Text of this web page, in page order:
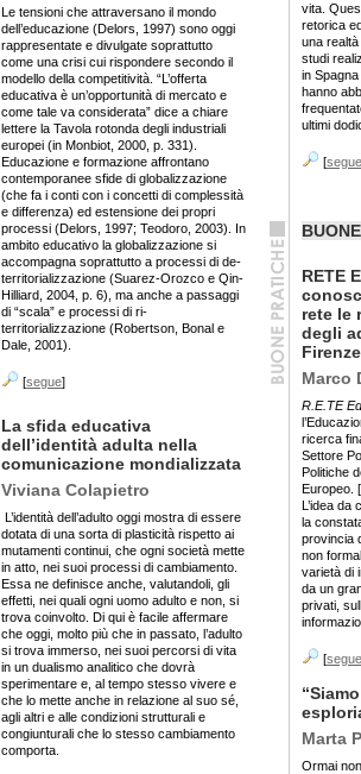
Le tensioni che attraversano il mondo
dell’educazione (Delors, 1997) sono oggi
rappresentate e divulgate soprattutto
come una crisi cui rispondere secondo il
modello della competitività. “L’offerta
educativa è un’opportunità di mercato e
come tale va considerata” dice a chiare
lettere la Tavola rotonda degli industriali
europei (in Monbiot, 2000, p. 331).
Educazione e formazione affrontano
contemporanee sfide di globalizzazione
(che fa i conti con i concetti di complessità
e differenza) ed estensione dei propri
processi (Delors, 1997; Teodoro, 2003). In
ambito educativo la globalizzazione si
accompagna soprattutto a processi di de-
territorializzazione (Suarez-Orozco e Qin-
Hilliard, 2004, p. 6), ma anche a passaggi
di “scala” e processi di ri-
territorializzazione (Robertson, Bonal e
Dale, 2001).
[segue]
La sfida educativa
dell’identità adulta nella
comunicazione mondializzata
Viviana Colapietro
L’identità dell’adulto oggi mostra di essere
dotata di una sorta di plasticità rispetto ai
mutamenti continui, che ogni società mette
in atto, nei suoi processi di cambiamento.
Essa ne definisce anche, valutandoli, gli
effetti, nei quali ogni uomo adulto e non, si
trova coinvolto. Di qui è facile affermare
che oggi, molto più che in passato, l’adulto
si trova immerso, nei suoi percorsi di vita
in un dualismo analitico che dovrà
sperimentare e, al tempo stesso vivere e
che lo mette anche in relazione al suo sé,
agli altri e alle condizioni strutturali e
congiunturali che lo stesso cambiamento
comporta.
vita.
retorica
una
studi
in
hanno
ultimi
[segue
RETE
rete le
degli
Firenze
Marco
R.E.TE
ricerca
Settore
Politiche
Europeo.
L’idea da
la
provincia
non
varietà di
da un
privati,
[segue
Marta
Ormai